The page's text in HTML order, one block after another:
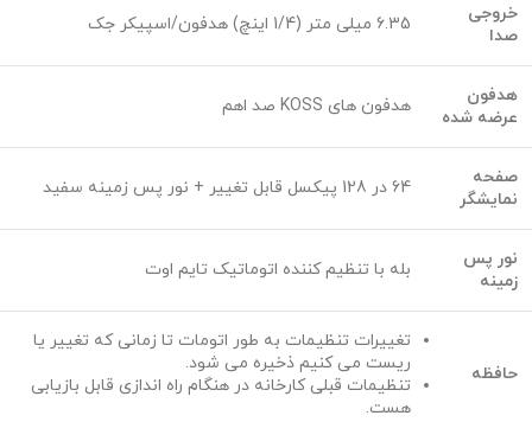
خروجی
صدا
6.35 میلی متر (1/4 اینچ) هدفون/اسپیکر جک
هدفون
عرضه شده
هدفون های KOSS صد اهم
صفحه
نمایشگر
64 در 128 پیکسل قابل تغییر + نور پس زمینه سفید
نور پس
زمینه
بله با تنظیم کننده اتوماتیک تایم اوت
حافظه
تغییرات تنظیمات به طور اتومات تا زمانی که تغییر یا
ریست می کنیم ذخیره می شود.
تنظیمات قبلی کارخانه در هنگام راه اندازی قابل بازیابی
هست.